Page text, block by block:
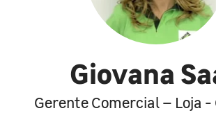
Giovana
Gerente Comercial – Loja